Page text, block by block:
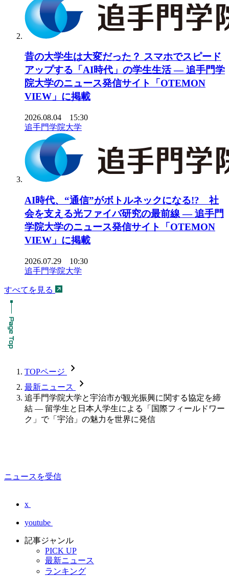
昔の大学生は大変だった？ スマホでスピード
アップする「AI時代」の学生生活 ― 追手門学
院大学のニュース発信サイト「OTEMON
VIEW」に掲載
2026.08.04 15:30
追手門学院大学
AI時代、“通信”がボトルネックになる!? 社
会を支える光ファイバ研究の最前線 ― 追手門
学院大学のニュース発信サイト「OTEMON
VIEW」に掲載
2026.07.29 10:30
追手門学院大学
すべてを見る
TOPページ chevron_forward
最新ニュース chevron_forward
追手門学院大学と宇治市が観光振興に関する協定を締
結 — 留学生と日本人学生による「国際フィールドワー
ク」で「宇治」の魅力を世界に発信
ニュースを受信
x
youtube
記事ジャンル
PICK UP
最新ニュース
ランキング